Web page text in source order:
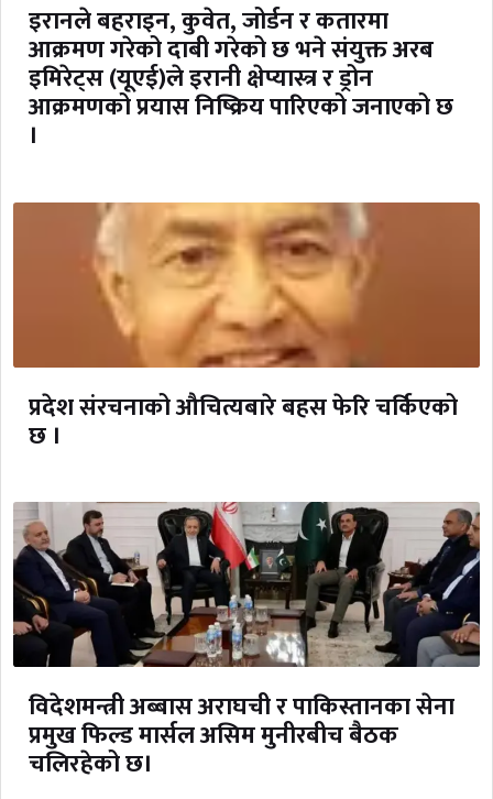
इरानले बहराइन, कुवेत, जोर्डन र कतारमा
आक्रमण गरेको दाबी गरेको छ भने संयुक्त अरब
इमिरेट्स (यूएई)ले इरानी क्षेप्यास्त्र र ड्रोन
आक्रमणको प्रयास निष्क्रिय पारिएको जनाएको छ
।
प्रदेश संरचनाको औचित्यबारे बहस फेरि चर्किएको
छ ।
विदेशमन्त्री अब्बास अराघची र पाकिस्तानका सेना
प्रमुख फिल्ड मार्सल असिम मुनीरबीच बैठक
चलिरहेको छ।